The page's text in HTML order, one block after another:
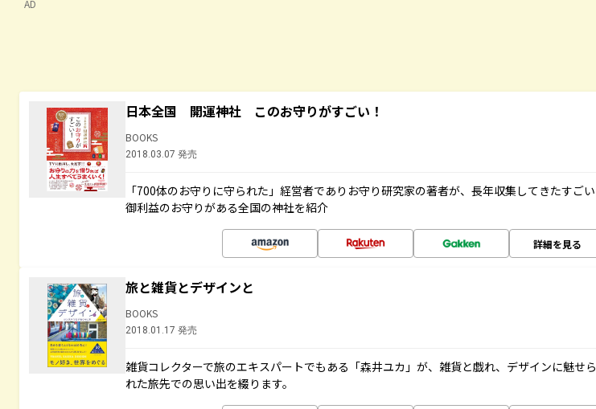
AD
日本全国 開運神社 このお守りがすごい！
BOOKS
2018.03.07 発売
「700体のお守りに守られた」経営者でありお守り研究家の著者が、長年収集してきたすごい
御利益のお守りがある全国の神社を紹介
詳細を見る
旅と雑貨とデザインと
BOOKS
2018.01.17 発売
雑貨コレクターで旅のエキスパートでもある「森井ユカ」が、雑貨と戯れ、デザインに魅せら
れた旅先での思い出を綴ります。